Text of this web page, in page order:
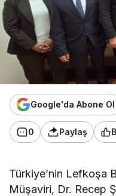
Google'da Abone Ol
0 Paylaş
Türkiye’nin Lefkoşa
Müşaviri, Dr. Recep